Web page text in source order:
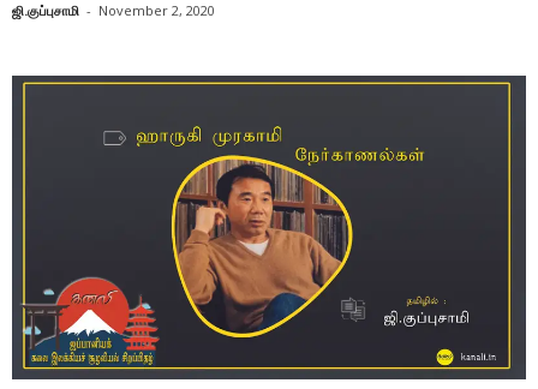
ஜி.குப்புசாமி - November 2, 2020